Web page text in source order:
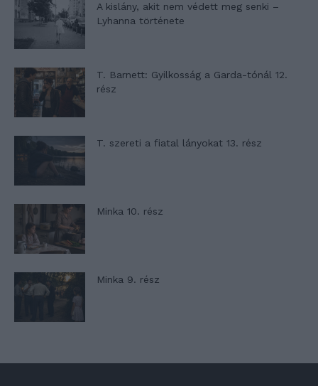
A kislány, akit nem védett meg senki –
Lyhanna története
T. Barnett: Gyilkosság a Garda-tónál 12.
rész
T. szereti a fiatal lányokat 13. rész
Minka 10. rész
Minka 9. rész